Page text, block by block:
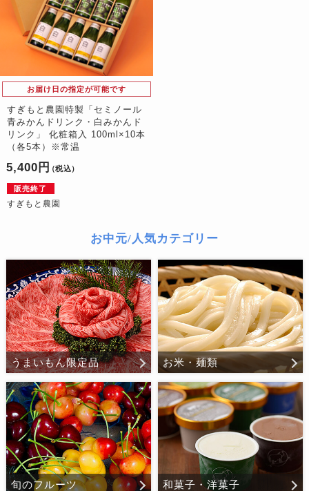
お届け日の指定が可能です
すぎもと農園特製「セミノール
青みかんドリンク・白みかんド
リンク」 化粧箱入 100ml×10本
（各5本）※常温
5,400円 （税込）
販売終了
すぎもと農園
お中元/人気カテゴリー
うまいもん限定品 お米・麺類
旬のフルーツ 和菓子・洋菓子